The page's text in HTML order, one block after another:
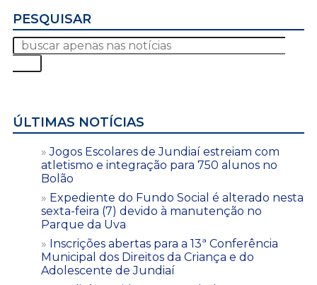
PESQUISAR
ÚLTIMAS NOTÍCIAS
Jogos Escolares de Jundiaí estreiam com
atletismo e integração para 750 alunos no
Bolão
Expediente do Fundo Social é alterado nesta
sexta-feira (7) devido à manutenção no
Parque da Uva
Inscrições abertas para a 13ª Conferência
Municipal dos Direitos da Criança e do
Adolescente de Jundiaí